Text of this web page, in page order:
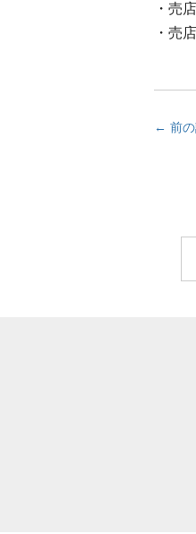
・売
・売
← 前